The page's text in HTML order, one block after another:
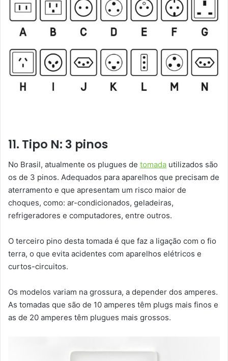
11. Tipo N: 3 pinos
No Brasil, atualmente os plugues de tomada utilizados são
os de 3 pinos. Adequados para aparelhos que precisam de
aterramento e que apresentam um risco maior de
choques, como: ar-condicionados, geladeiras,
refrigeradores e computadores, entre outros.
O terceiro pino desta tomada é que faz a ligação com o fio
terra, o que evita acidentes com aparelhos elétricos e
curtos-circuitos.
Os modelos variam na grossura, a depender dos amperes.
As tomadas que são de 10 amperes têm plugs mais finos e
as de 20 amperes têm plugues mais grossos.